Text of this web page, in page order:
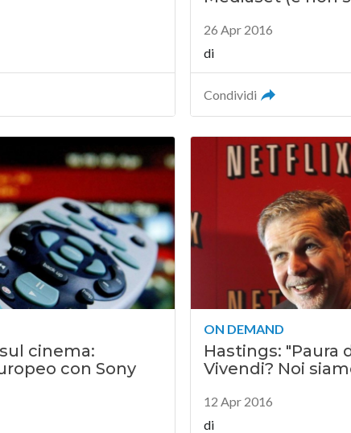
26 Apr 2016
di
Condividi
cinema:
con Sony
ON DEMAND
Hastings: "Paura
Vivendi? Noi
12 Apr 2016
di